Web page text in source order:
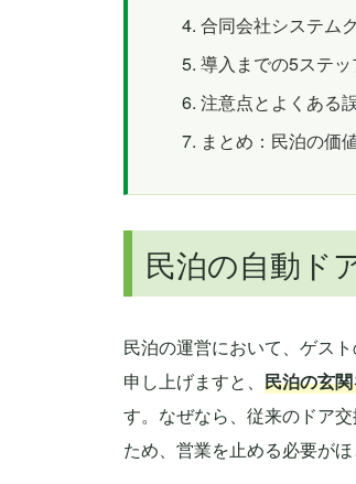
合同会社システム
導入までの5ステ
注意点とよくある
まとめ：民泊の価
民泊の自動ド
民泊の運営において、ゲス
申し上げますと、 民泊の玄
す。なぜなら、従来のドア
ため、営業を止める必要がほ